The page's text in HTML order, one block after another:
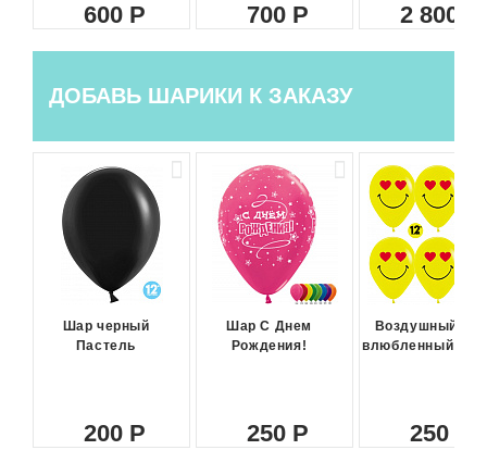
600 700 2 800
ДОБАВЬ ШАРИКИ К ЗАКАЗУ
Шар черный
Пастель
200
Шар С Днем
Рождения!
250
Воздушный
влюбленный
250